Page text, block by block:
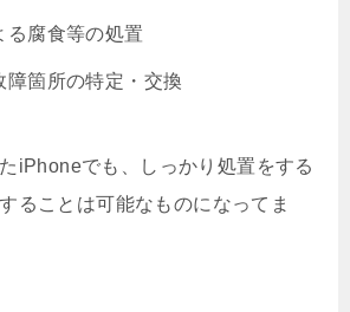
る腐食等の処置
障箇所の特定・交換
iPhoneでも、しっかり処置をする
ることは可能なものになってま